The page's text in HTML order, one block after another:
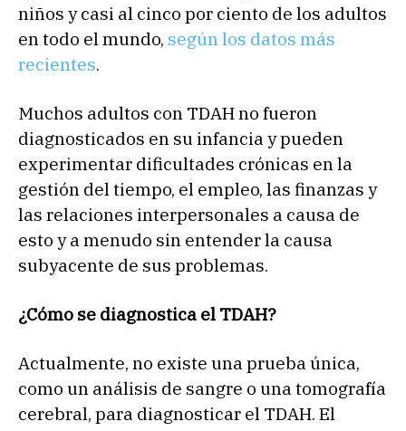
niños y casi al cinco por ciento de los adultos
en todo el mundo, según los datos más
recientes.
Muchos adultos con TDAH no fueron
diagnosticados en su infancia y pueden
experimentar dificultades crónicas en la
gestión del tiempo, el empleo, las finanzas y
las relaciones interpersonales a causa de
esto y a menudo sin entender la causa
subyacente de sus problemas.
¿Cómo se diagnostica el TDAH?
Actualmente, no existe una prueba única,
como un análisis de sangre o una tomografía
cerebral, para diagnosticar el TDAH. El